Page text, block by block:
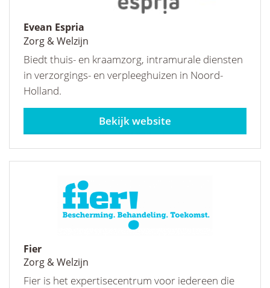
Evean Espria
Zorg & Welzijn
Biedt thuis- en kraamzorg, intramurale diensten
in verzorgings- en verpleeghuizen in Noord-
Holland.
Fier
Zorg & Welzijn
Fier is het expertisecentrum voor iedereen die